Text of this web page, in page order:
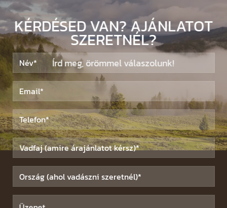
KÉRDÉSED VAN? AJÁNLATOT
SZERETNÉL?
Írd meg, örömmel válaszolunk!